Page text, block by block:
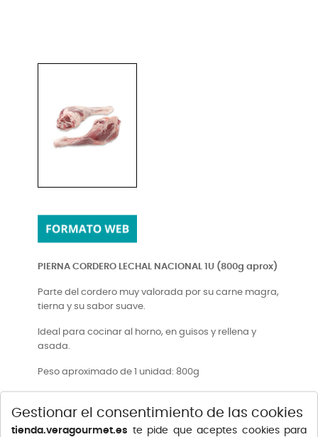
PIERNA CORDERO LECHAL NACIONAL 1U (800g aprox)
Parte del cordero muy valorada por su carne magra,
tierna y su sabor suave.
Ideal para cocinar al horno, en guisos y rellena y
asada.
Peso aproximado de 1 unidad: 800g
Gestionar el consentimiento de las cookies
tienda.veragourmet.es te pide que aceptes cookies para